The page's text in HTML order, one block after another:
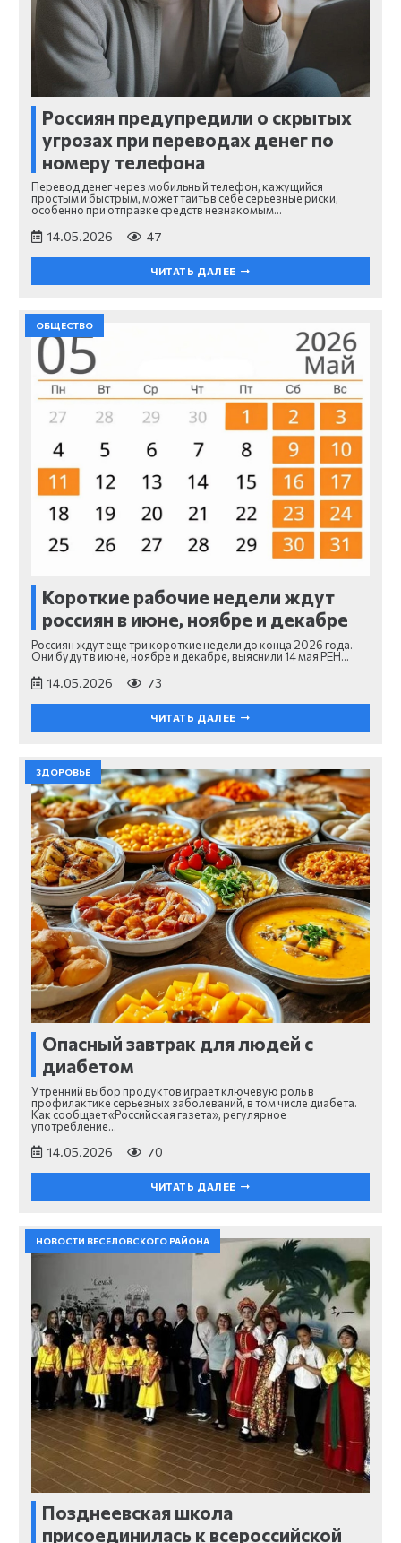
Россиян предупредили о скрытых
угрозах при переводах денег по
номеру телефона
Перевод денег через мобильный телефон, кажущийся
простым и быстрым, может таить в себе серьезные риски,
особенно при отправке средств незнакомым…
14.05.2026 47
ЧИТАТЬ ДАЛЕЕ
ОБЩЕСТВО
Короткие рабочие недели ждут
россиян в июне, ноябре и декабре
Россиян ждут еще три короткие недели до конца 2026 года.
Они будут в июне, ноябре и декабре, выяснили 14 мая РЕН…
14.05.2026 73
ЧИТАТЬ ДАЛЕЕ
ЗДОРОВЬЕ
Опасный завтрак для людей с
диабетом
Утренний выбор продуктов играет ключевую роль в
профилактике серьезных заболеваний, в том числе диабета.
Как сообщает «Российская газета», регулярное
употребление…
14.05.2026 70
ЧИТАТЬ ДАЛЕЕ
НОВОСТИ ВЕСЕЛОВСКОГО РАЙОНА
Позднеевская школа
присоединилась к всероссийской